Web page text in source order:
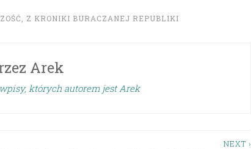
Z KRONIKI BURACZANEJ REPUBLIKI
Arek
których autorem jest Arek
NEXT ›